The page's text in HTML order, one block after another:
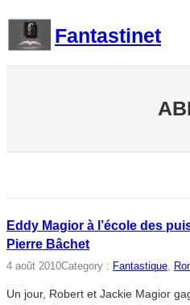
contenu
Fantastinet
Eddy Magior à l’école des
Pierre Bâchet
4 août 2010Category : Fantastique,
Un jour, Robert et Jackie Magior